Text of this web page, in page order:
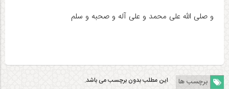
و صلی الله علی محمد و علی آله و صحبه و سلم
برچسب ها این مطلب بدون برچسب می باشد.